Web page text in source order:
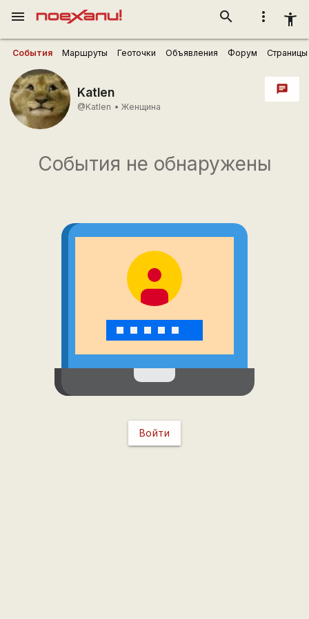
more_vert accessibility_new
search
menu
События Маршруты Геоточки Объявления Форум Страницы
Katlen
@Katlen • Женщина
chat
События не обнаружены
Войти